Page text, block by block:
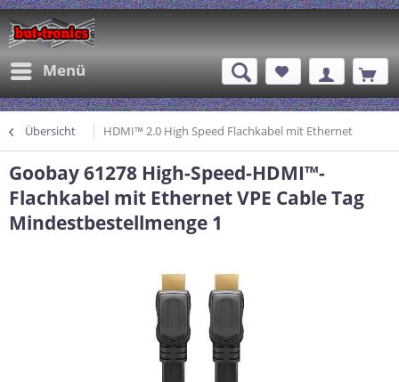
Menü
Übersicht HDMI™ 2.0 High Speed Flachkabel mit Ethernet
Goobay 61278 High-Speed-HDMI™-
Flachkabel mit Ethernet VPE Cable Tag
Mindestbestellmenge 1